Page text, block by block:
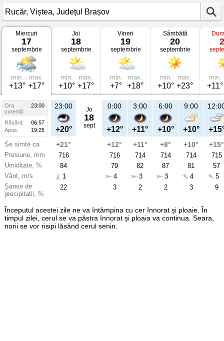
Vremea
Rucăr
17
septembrie
2025
Viștea,
Județul
Miercuri
17
septembrie
min.
+13°
max.
+17°
Joi
18
septembrie
min.
+10°
max.
+17°
Vineri
19
septembrie
min.
+7°
max.
+18°
Sâmbătă
20
septembrie
min.
+10°
max.
+23°
min.
+11°
Ora
23:00
curentă
Răsărit:
06:57
Apus:
19:25
Se simte ca
Presiune, mm
Umiditate, %
Vânt, m/s
Șanse de
precipitații, %
23:00
+20°
+21°
716
84
1
22
Jo
18
sept
0:00
+12°
+12°
716
79
4
3
3:00
+11°
+11°
714
82
3
2
6:00
+10°
+8°
714
87
3
2
9:00
+10°
+10°
714
81
4
3
+15°
715
57
5
9
Începutul acestei zile ne va întâmpina cu cer înnorat și ploaie. În
timpul zilei, cerul se va păstra înnorat și ploaia va continua. Seara,
norii se vor risipi lăsând cerul senin.